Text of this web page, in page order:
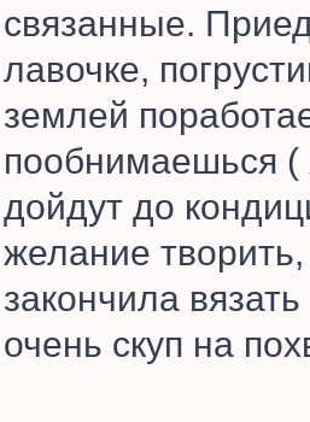
связанные.
лавочке,
землей
пообнимаешься (
дойдут до
желание
закончила
очень скуп на